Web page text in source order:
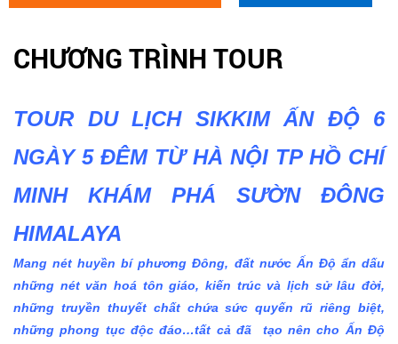
CHƯƠNG TRÌNH TOUR
TOUR DU LỊCH SIKKIM ẤN ĐỘ 6
NGÀY 5 ĐÊM TỪ HÀ NỘI TP HỒ CHÍ
MINH KHÁM PHÁ SƯỜN ĐÔNG
HIMALAYA
Mang nét huyền bí phương Đông, đất nước Ấn Độ ẩn dấu
những nét văn hoá tôn giáo, kiến trúc và lịch sử lâu đời,
những truyền thuyết chất chứa sức quyến rũ riêng biệt,
những phong tục độc đáo…tất cả đã tạo nên cho Ấn Độ